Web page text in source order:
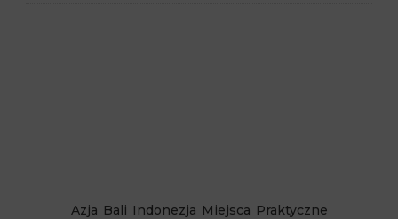
Azja Bali Indonezja Miejsca Praktyczne